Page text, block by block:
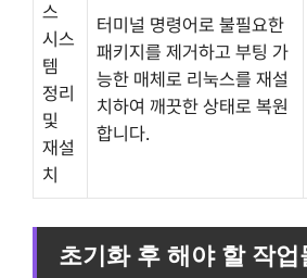
스
시스
템
정리
및
재설
치
터미널 명령어로 불필요한
패키지를 제거하고 부팅 가
능한 매체로 리눅스를 재설
치하여 깨끗한 상태로 복원
합니다.
초기화 후 해야 할 작업